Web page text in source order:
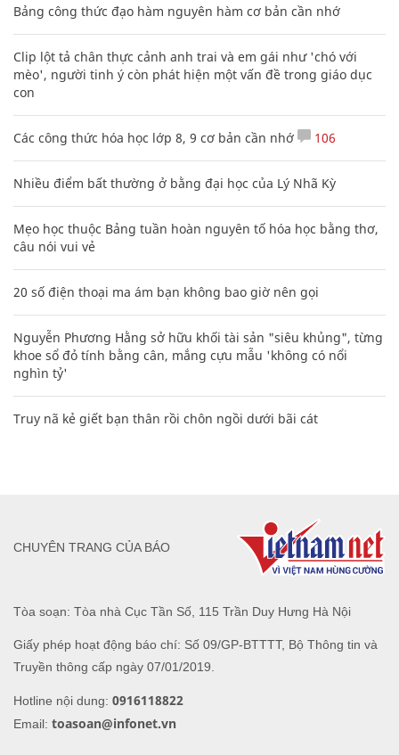
Bảng công thức đạo hàm nguyên hàm cơ bản cần nhớ
Clip lột tả chân thực cảnh anh trai và em gái như 'chó với
mèo', người tinh ý còn phát hiện một vấn đề trong giáo dục
con
Các công thức hóa học lớp 8, 9 cơ bản cần nhớ 106
Nhiều điểm bất thường ở bằng đại học của Lý Nhã Kỳ
Mẹo học thuộc Bảng tuần hoàn nguyên tố hóa học bằng thơ,
câu nói vui vẻ
20 số điện thoại ma ám bạn không bao giờ nên gọi
Nguyễn Phương Hằng sở hữu khối tài sản "siêu khủng", từng
khoe sổ đỏ tính bằng cân, mắng cựu mẫu 'không có nổi
nghìn tỷ'
Truy nã kẻ giết bạn thân rồi chôn ngồi dưới bãi cát
Tòa soạn: Tòa nhà Cục Tần Số, 115 Trần Duy Hưng Hà Nội
Giấy phép hoạt động báo chí: Số 09/GP-BTTTT, Bộ Thông tin và
Truyền thông cấp ngày 07/01/2019.
Hotline nội dung: 0916118822
Email: toasoan@infonet.vn
CHUYÊN TRANG CỦA BÁO